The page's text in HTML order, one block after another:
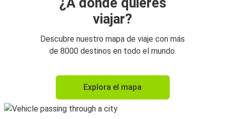
viajar?
Descubre nuestro mapa de viaje con más
de 8000 destinos en todo el mundo.
Explora el mapa